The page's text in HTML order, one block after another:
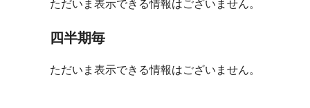
ただいま表示できる情報はございません。
四半期毎
ただいま表示できる情報はございません。